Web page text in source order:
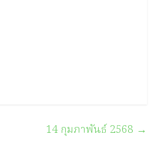
14 กุมภาพันธ์ 2568 →